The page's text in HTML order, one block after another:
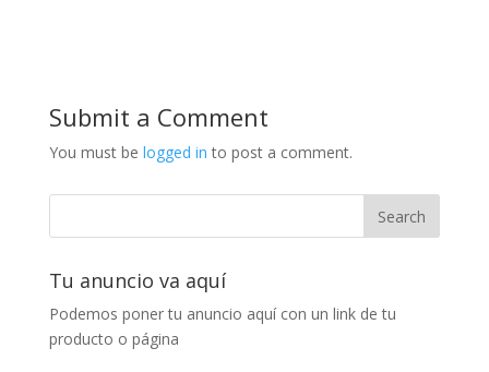
Submit a Comment
You must be logged in to post a comment.
Tu anuncio va aquí
Podemos poner tu anuncio aquí con un link de tu
producto o página